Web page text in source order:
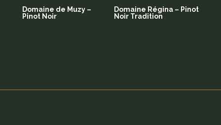
Domaine de Muzy –
Pinot Noir
Domaine Régina – Pinot
Noir Tradition